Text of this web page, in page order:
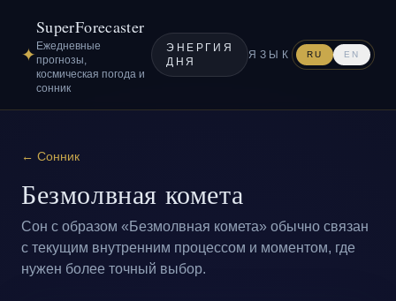
✦
SuperForecaster
Ежедневные
прогнозы,
космическая погода и
сонник
ЭНЕРГИЯ
ДНЯ
ЯЗЫК RU EN
← Сонник
Безмолвная комета
Сон с образом «Безмолвная комета» обычно связан
с текущим внутренним процессом и моментом, где
нужен более точный выбор.